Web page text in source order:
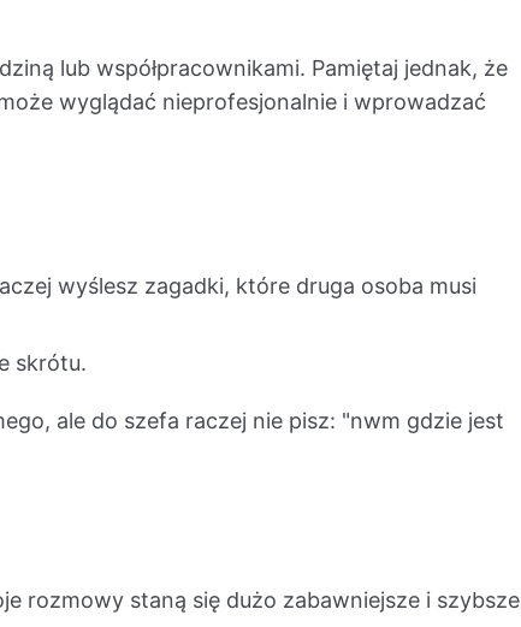
lub współpracownikami. Pamiętaj jednak, że
wyglądać nieprofesjonalnie i wprowadzać
wyślesz zagadki, które druga osoba musi
skrótu.
ale do szefa raczej nie pisz: "nwm gdzie jest
rozmowy staną się dużo zabawniejsze i szybsze